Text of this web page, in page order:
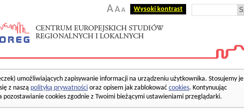
AA A Wysoki kontrast
umożliwiających zapisywanie informacji na urządzeniu użytkownika. Stosujemy je
z naszą polityką prywatności oraz opisem jak zablokować cookies. Kontynuując
pozostawianie cookies zgodnie z Twoimi bieżącymi ustawieniami przeglądarki.